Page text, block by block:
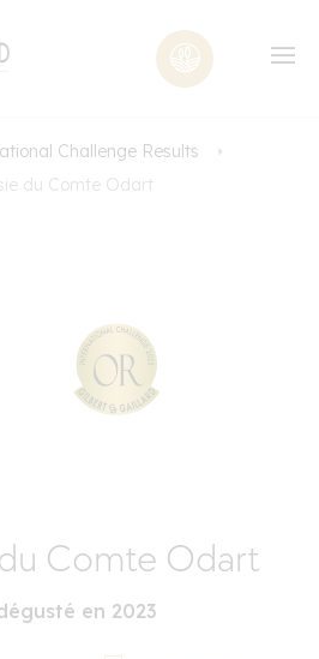
Challenge Results
du Comte Odart
Comte Odart
en 2023